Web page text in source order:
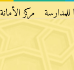
مركز الأمانة